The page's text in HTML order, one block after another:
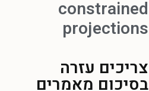
constrained
projections
צריכים עזרה
בסיכום מאמרים